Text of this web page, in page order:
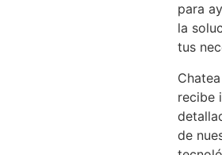
para
la
tus
recibe
de